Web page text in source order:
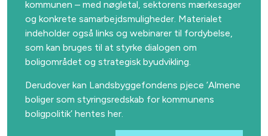
kommunen – med nøgletal, sektorens mærkesager
og konkrete samarbejdsmuligheder. Materialet
indeholder også links og webinarer til fordybelse,
som kan bruges til at styrke dialogen om
boligområdet og strategisk byudvikling.
Derudover kan Landsbyggefondens pjece ’Almene
boliger som styringsredskab for kommunens
boligpolitik’ hentes her.